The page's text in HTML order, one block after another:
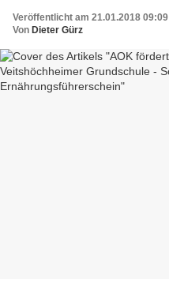
Veröffentlicht am 21.01.2018 09:09
Von Dieter Gürz